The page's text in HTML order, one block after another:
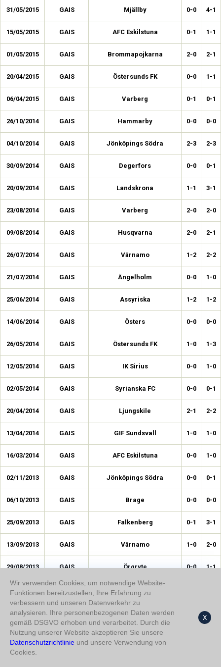
31/05/2015 GAIS Mjällby 0-0 4-1
15/05/2015 GAIS AFC Eskilstuna 0-1 1-1
01/05/2015 GAIS Brommapojkarna 2-0 2-1
20/04/2015 GAIS Östersunds FK 0-0 1-1
06/04/2015 GAIS Varberg 0-1 0-1
26/10/2014 GAIS Hammarby 0-0 0-0
04/10/2014 GAIS Jönköpings Södra 2-3 2-3
30/09/2014 GAIS Degerfors 0-0 0-1
20/09/2014 GAIS Landskrona 1-1 3-1
23/08/2014 GAIS Varberg 2-0 2-0
09/08/2014 GAIS Husqvarna 2-0 2-1
26/07/2014 GAIS Värnamo 1-2 2-2
21/07/2014 GAIS Ängelholm 0-0 1-0
25/06/2014 GAIS Assyriska 1-2 1-2
14/06/2014 GAIS Östers 0-0 0-0
26/05/2014 GAIS Östersunds FK 1-0 1-3
12/05/2014 GAIS IK Sirius 0-0 1-0
02/05/2014 GAIS Syrianska FC 0-0 0-1
20/04/2014 GAIS Ljungskile 2-1 2-2
13/04/2014 GAIS GIF Sundsvall 1-0 1-0
16/03/2014 GAIS AFC Eskilstuna 0-0 1-0
02/11/2013 GAIS Jönköpings Södra 0-0 0-1
06/10/2013 GAIS Brage 0-0 0-0
25/09/2013 GAIS Falkenberg 0-1 3-1
13/09/2013 GAIS Värnamo 1-0 2-0
29/08/2013 GAIS Örgryte 0-0 1-1
15/08/2013 GAIS Ängelholm
03/08/2013 GAIS Varberg 0-1
27/07/2013 GAIS GIF Sundsvall
19/06/2013
Wir verwenden Cookies, um notwendige Website-
Funktionen bereitzustellen, Ihre Erfahrung zu
verbessern und unseren Datenverkehr zu
analysieren. Ihre personenbezogenen Daten werden
gemäß DSGVO erhoben und verarbeitet. Durch die
Nutzung unserer Website akzeptieren Sie unsere
Datenschutzrichtlinie und unsere Verwendung von
Cookies.
X